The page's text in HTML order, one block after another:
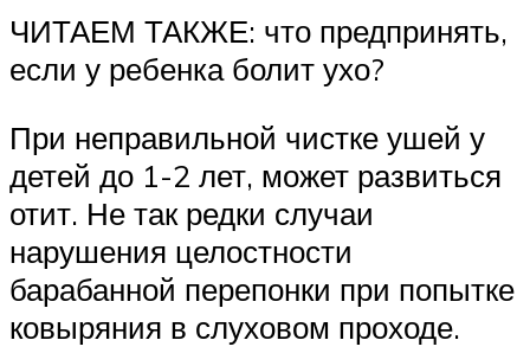
ЧИТАЕМ ТАКЖЕ: что предпринять,
если у ребенка болит ухо?
При неправильной чистке ушей у
детей до 1-2 лет, может развиться
отит. Не так редки случаи
нарушения целостности
барабанной перепонки при попытке
ковыряния в слуховом проходе.